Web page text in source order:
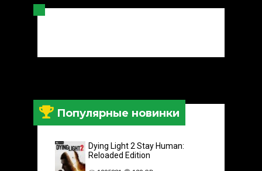
Популярные новинки
Dying Light 2 Stay Human:
Reloaded Edition